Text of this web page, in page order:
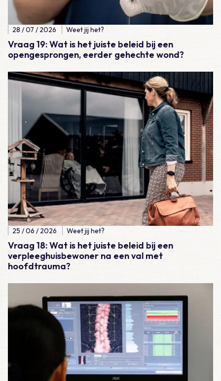
Vraag 19: Wat is het juiste beleid bij een
opengesprongen, eerder gehechte wond?
28 / 07 / 2026 Weet jij het?
Vraag 18: Wat is het juiste beleid bij een
verpleeghuisbewoner na een val met
hoofdtrauma?
25 / 06 / 2026 Weet jij het?
Lees meer over Vraag 18: Wat is het juiste beleid bij een